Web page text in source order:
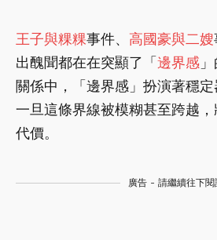
王子與粿粿事件、 高國豪與二嫂
出醜聞都在在突顯了「 邊界感
關係中，「邊界感」扮演著穩定
一旦這條界線被模糊甚至跨越
代價。
廣告 - 請繼續往下閱